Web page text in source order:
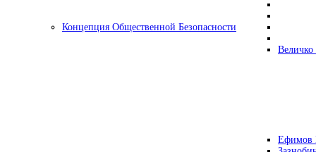
Концепция Общественной Безопасности
Ефимов